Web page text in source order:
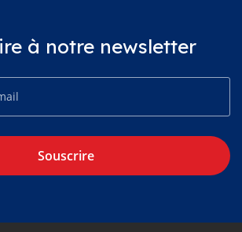
à notre newsletter
Souscrire